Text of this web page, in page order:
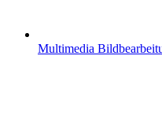
Multimedia